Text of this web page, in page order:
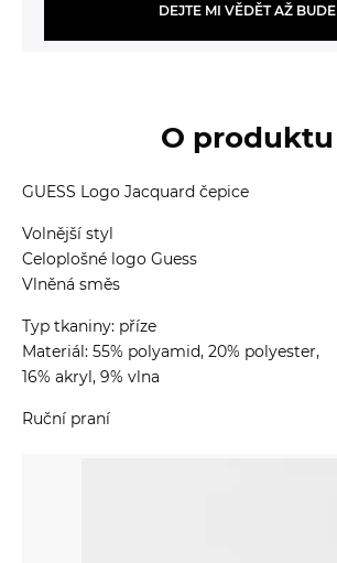
DEJTE MI VĚDĚT AŽ BUDE
O produktu
GUESS Logo Jacquard čepice
Volnější styl
Celoplošné logo Guess
Vlněná směs
Typ tkaniny: příze
Materiál: 55% polyamid, 20% polyester,
16% akryl, 9% vlna
Ruční praní